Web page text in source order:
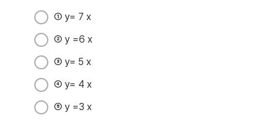
① y= 7 x
② y =6 x
③ y= 5 x
④ y= 4 x
⑤ y =3 x